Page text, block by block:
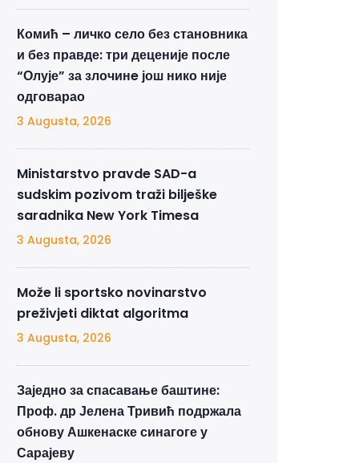
Комић – личко село без становника
и без правде: три деценије после
“Олује” за злочинe још нико није
одговарао
3 Augusta, 2026
Ministarstvo pravde SAD-a
sudskim pozivom traži bilješke
saradnika New York Timesa
3 Augusta, 2026
Može li sportsko novinarstvo
preživjeti diktat algoritma
3 Augusta, 2026
Заједно за спасавање баштине:
Проф. др Јелена Тривић подржала
обнову Ашкенаске синагоге у
Сарајеву